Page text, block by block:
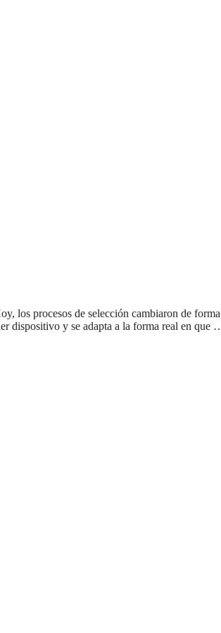
los procesos de selección cambiaron de
dispositivo y se adapta a la forma real en que